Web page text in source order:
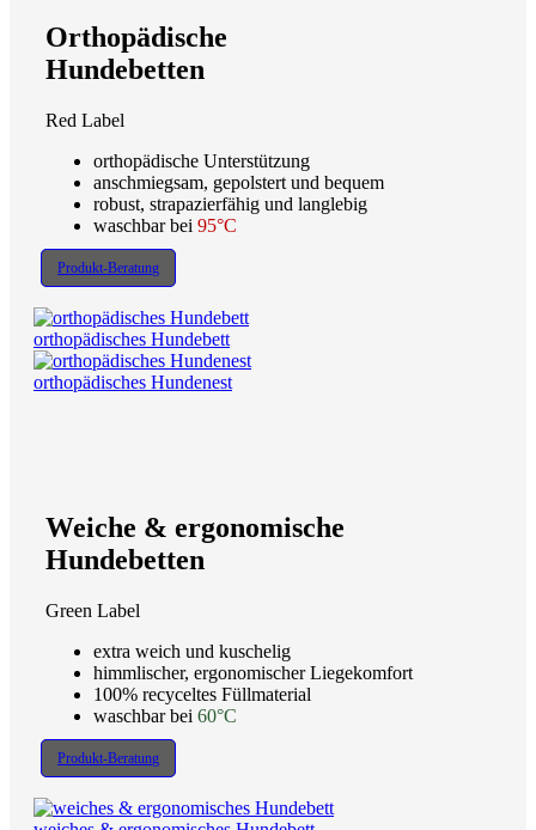
Orthopädische
Hundebetten
Red Label
orthopädische Unterstützung
anschmiegsam, gepolstert und bequem
robust, strapazierfähig und langlebig
waschbar bei 95°C
Produkt-Beratung
orthopädisches Hundebett
orthopädisches Hundenest
Weiche & ergonomische
Hundebetten
Green Label
extra weich und kuschelig
himmlischer, ergonomischer Liegekomfort
100% recyceltes Füllmaterial
waschbar bei 60°C
Produkt-Beratung